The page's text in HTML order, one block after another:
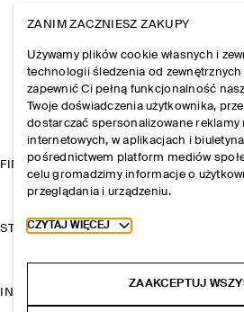
FIRMA
STREFA KLIENTA
INFORMACJE I REGULAMINY
ZANIM ZACZNIESZ ZAKUPY
Używamy plików cookie własnych i
technologii śledzenia od zewnętrznych
zapewnić Ci pełną funkcjonalność
Twoje doświadczenia użytkownika,
dostarczać spersonalizowane reklamy
internetowych, w aplikacjach i
pośrednictwem platform mediów
celu gromadzimy informacje o
przeglądania i urządzeniu.
Toggle more cookie information
CZYTAJ WIĘCEJ
ZAAKCEPTUJ